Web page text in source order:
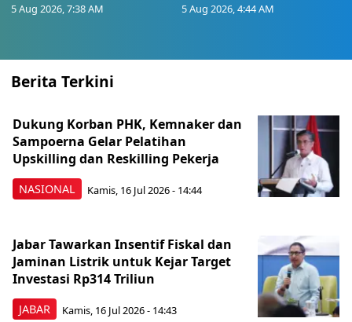
5 Aug 2026, 7:38 AM 5 Aug 2026, 4:44 AM
Berita Terkini
NASIONAL
Dukung Korban PHK, Kemnaker dan
Sampoerna Gelar Pelatihan
Upskilling dan Reskilling Pekerja
Kamis, 16 Jul 2026 - 14:44
JABAR
Jabar Tawarkan Insentif Fiskal dan
Jaminan Listrik untuk Kejar Target
Investasi Rp314 Triliun
Kamis, 16 Jul 2026 - 14:43